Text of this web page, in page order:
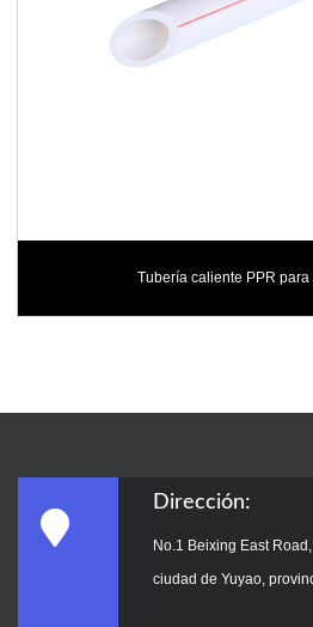
Tubería caliente PPR
Dirección:
No.1 Beixing East
ciudad de Yuyao,